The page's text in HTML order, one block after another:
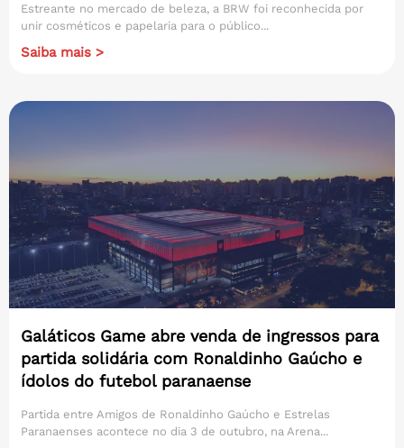
Estreante no mercado de beleza, a BRW foi reconhecida por
unir cosméticos e papelaria para o público...
Saiba mais >
Galáticos Game abre venda de ingressos para
partida solidária com Ronaldinho Gaúcho e
ídolos do futebol paranaense
Partida entre Amigos de Ronaldinho Gaúcho e Estrelas
Paranaenses acontece no dia 3 de outubro, na Arena...